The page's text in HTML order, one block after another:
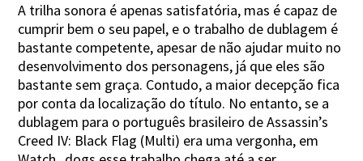
A trilha sonora é apenas satisfatória, mas é capaz de
cumprir bem o seu papel, e o trabalho de dublagem é
bastante competente, apesar de não ajudar muito no
desenvolvimento dos personagens, já que eles são
bastante sem graça. Contudo, a maior decepção fica
por conta da localização do título. No entanto, se a
dublagem para o português brasileiro de Assassin’s
Creed IV: Black Flag (Multi) era uma vergonha, em